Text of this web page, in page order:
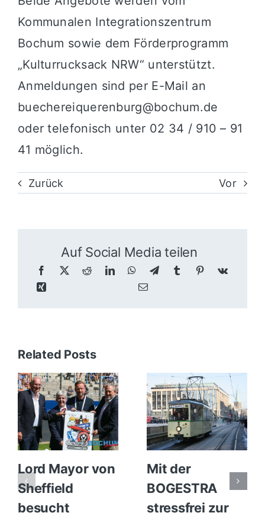
Kommunalen Integrationszentrum
Bochum sowie dem Förderprogramm
„Kulturrucksack NRW“ unterstützt.
Anmeldungen sind per E-Mail an
buechereiquerenburg@bochum.de
oder telefonisch unter 02 34 / 910 – 91
41 möglich.
Zurück Vor
Auf Social Media teilen
Related Posts
Lord Mayor von
Sheffield
besucht
Mit der
BOGESTRA
stressfrei zur